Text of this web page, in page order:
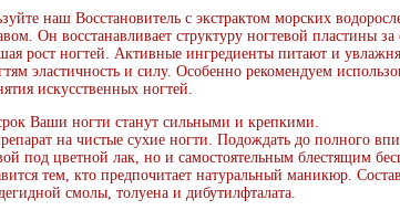
наш Восстановитель с экстрактом морских
Он восстанавливает структуру ногтевой пластины за
рост ногтей. Активные ингредиенты питают и
эластичность и силу. Особенно рекомендуем
искусственных ногтей.
Ваши ногти станут сильными и крепкими.
на чистые сухие ногти. Подождать до полного
под цветной лак, но и самостоятельным блестящим
тем, кто предпочитает натуральный маникюр.
смолы, толуена и дибутилфталата.